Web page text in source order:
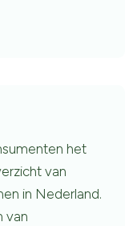
het
van
in Nederland.
van